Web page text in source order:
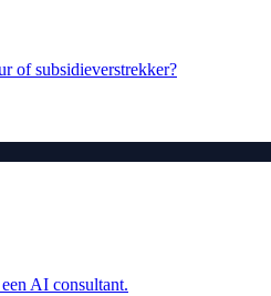
of subsidieverstrekker?
AI consultant.